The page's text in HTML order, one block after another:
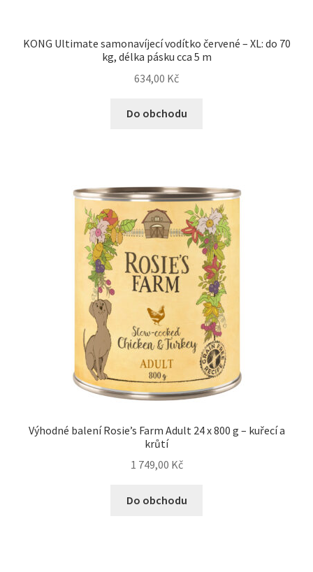
KONG Ultimate samonavíjecí vodítko červené – XL: do 70
kg, délka pásku cca 5 m
634,00 Kč
Do obchodu
Výhodné balení Rosie’s Farm Adult 24 x 800 g – kuřecí a
krůtí
1 749,00 Kč
Do obchodu